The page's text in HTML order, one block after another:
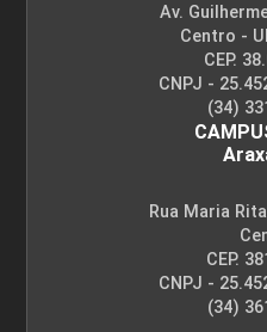
Av.
Centro -
CEP.
CNPJ -
(34)
Rua Maria
CEP.
CNPJ -
(34)